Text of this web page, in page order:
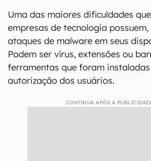
Uma das maiores dificuldades
empresas de tecnologia
ataques de malware em seus
Podem ser vírus, extensões ou
ferramentas que foram
autorização dos usuários.
CONTINUA APÓS A